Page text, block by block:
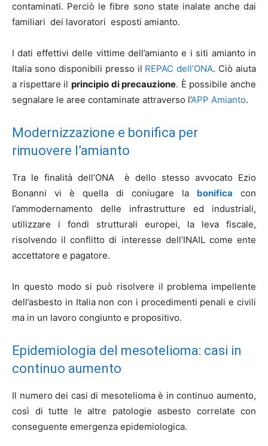
contaminati. Perciò le fibre sono state inalate anche dai
familiari dei lavoratori esposti amianto.
I dati effettivi delle vittime dell’amianto e i siti amianto in
Italia sono disponibili presso il REPAC dell’ONA. Ciò aiuta
a rispettare il principio di precauzione. È possibile anche
segnalare le aree contaminate attraverso l’APP Amianto.
Modernizzazione e bonifica per
rimuovere l’amianto
Tra le finalità dell’ONA è dello stesso avvocato Ezio
Bonanni vi è quella di coniugare la bonifica con
l’ammodernamento delle infrastrutture ed industriali,
utilizzare i fondi strutturali europei, la leva fiscale,
risolvendo il conflitto di interesse dell’INAIL come ente
accettatore e pagatore.
In questo modo si può risolvere il problema impellente
dell’asbesto in Italia non con i procedimenti penali e civili
ma in un lavoro congiunto e propositivo.
Epidemiologia del mesotelioma: casi in
continuo aumento
Il numero dei casi di mesotelioma è in continuo aumento,
così di tutte le altre patologie asbesto correlate con
conseguente emergenza epidemiologica.